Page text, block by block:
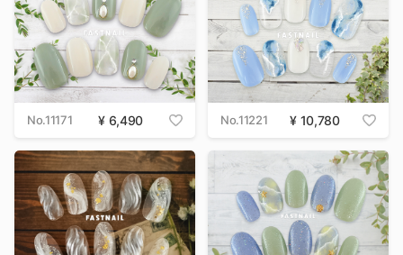
No.11171 6,490 No.11221 10,780